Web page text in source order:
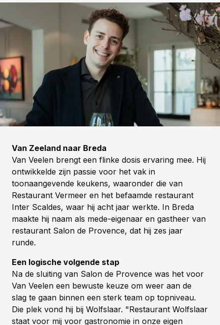
Van Zeeland naar Breda
Van Veelen brengt een flinke dosis ervaring mee. Hij
ontwikkelde zijn passie voor het vak in
toonaangevende keukens, waaronder die van
Restaurant Vermeer en het befaamde restaurant
Inter Scaldes, waar hij acht jaar werkte. In Breda
maakte hij naam als mede-eigenaar en gastheer van
restaurant Salon de Provence, dat hij zes jaar
runde.
Een logische volgende stap
Na de sluiting van Salon de Provence was het voor
Van Veelen een bewuste keuze om weer aan de
slag te gaan binnen een sterk team op topniveau.
Die plek vond hij bij Wolfslaar. "Restaurant Wolfslaar
staat voor mij voor gastronomie in onze eigen